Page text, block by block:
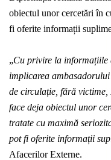
obiectul unor cercetări în
fi oferite informații
„Cu privire la informațiile
implicarea
de circulație, fără victime,
face deja obiectul unor
tratate cu maximă
pot fi oferite informații
Afacerilor Externe.